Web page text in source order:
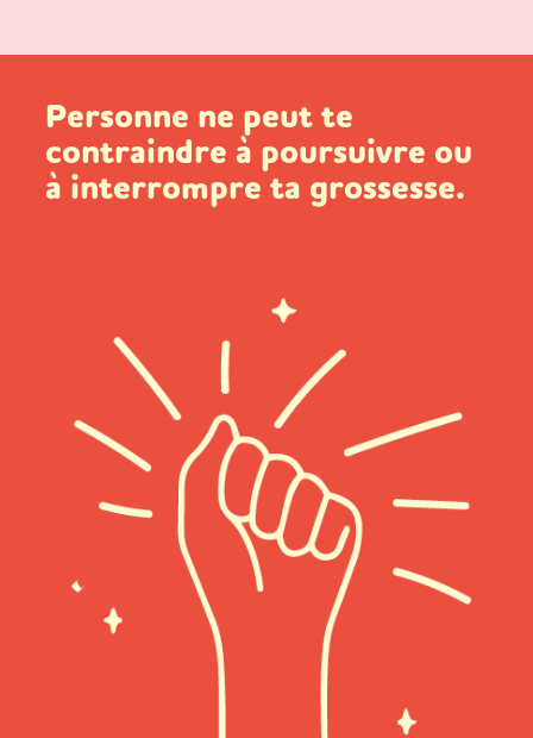
Personne ne peut te
contraindre à poursuivre ou
à interrompre ta grossesse.